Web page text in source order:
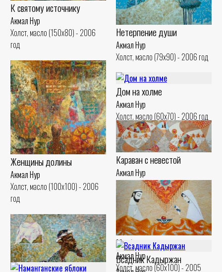
К святому источнику
Акмал Нур
Холст, масло (150x80) - 2006
год
Нетерпение души
Акмал Нур
Холст, масло (79x90) - 2006 год
Женщины долины
Акмал Нур
Холст, масло (100x100) - 2006
год
Дом на холме
Акмал Нур
Холст, масло (60x70) - 2006 год
Караван с невестой
Акмал Нур
Холст, масло (100x300) - 2005
год
Meeting
Акмал Нур
Холст, масло (60x100) - 2005
Всадник Кадыржан